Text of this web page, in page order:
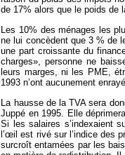
de 17% alors que le poids de
Les 10% des ménages les
ne lui concèdent que 3 % de
une part croissante du
charges», personne ne
leurs marges, ni les PME,
1993 n’ont aucunement
La hausse de la TVA sera
Juppé en 1995. Elle
Si les salaires s’indexaient
l’œil est rivé sur l’indice des
surcroît entamées par les